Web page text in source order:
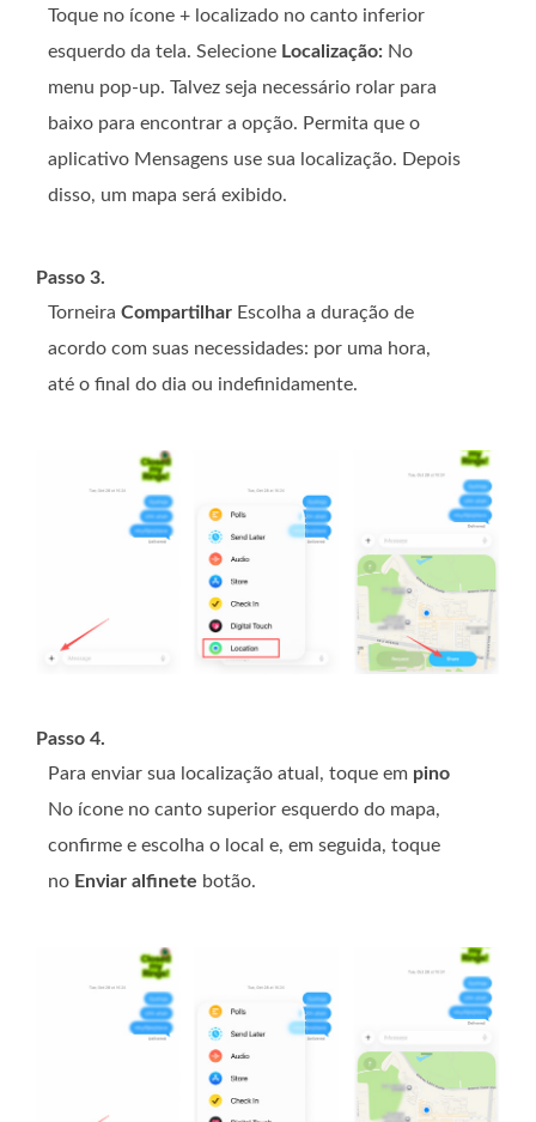
Toque no ícone + localizado no canto inferior
esquerdo da tela. Selecione Localização: No
menu pop-up. Talvez seja necessário rolar para
baixo para encontrar a opção. Permita que o
aplicativo Mensagens use sua localização. Depois
disso, um mapa será exibido.
Passo 3.
Torneira Compartilhar Escolha a duração de
acordo com suas necessidades: por uma hora,
até o final do dia ou indefinidamente.
Passo 4.
Para enviar sua localização atual, toque em pino
No ícone no canto superior esquerdo do mapa,
confirme e escolha o local e, em seguida, toque
no Enviar alfinete botão.